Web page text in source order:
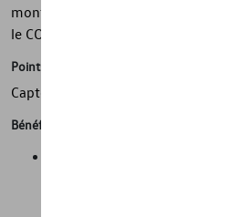
montage sur le véhicule diffère du
le COC
Points forts
Capteurs de pression TPMS inclus !
Bénéfices
Sécurité sur la route dans des
considérablement les temps de